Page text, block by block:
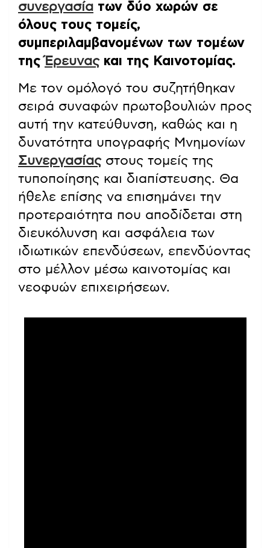
συνεργασία των δύο χωρών σε
όλους τους τομείς,
συμπεριλαμβανομένων των τομέων
τηςΈρευναςκαι της Καινοτομίας.
Με τον ομόλογό του συζητήθηκαν
σειρά συναφών πρωτοβουλιών προς
αυτή την κατεύθυνση, καθώς και η
δυνατότητα υπογραφής Μνημονίων
Συνεργασίαςστους τομείς της
τυποποίησης και διαπίστευσης. Θα
ήθελε επίσης να επισημάνει την
προτεραιότητα που αποδίδεται στη
διευκόλυνση και ασφάλεια των
ιδιωτικών επενδύσεων, επενδύοντας
στο μέλλον μέσω καινοτομίας και
νεοφυών επιχειρήσεων.